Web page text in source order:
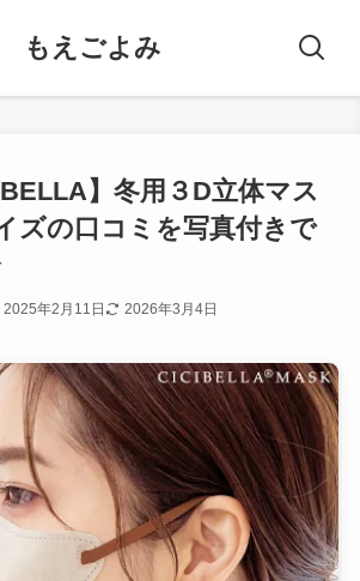
もえごよみ
】冬用３D立体マス
ズの口コミを写真付きで
2025年2月11日 2026年3月4日